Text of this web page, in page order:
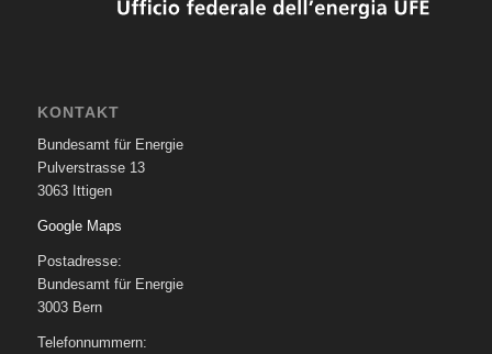
KONTAKT
Bundesamt für Energie
Pulverstrasse 13
3063 Ittigen
Google Maps
Postadresse:
Bundesamt für Energie
3003 Bern
Telefonnummern: